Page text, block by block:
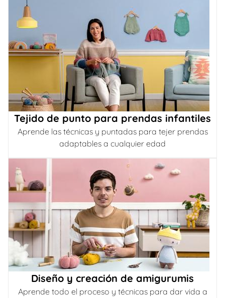
Tejido de punto para prendas infantiles
Aprende las técnicas y puntadas para tejer prendas
adaptables a cualquier edad
Diseño y creación de amigurumis
Aprende todo el proceso y técnicas para dar vida a